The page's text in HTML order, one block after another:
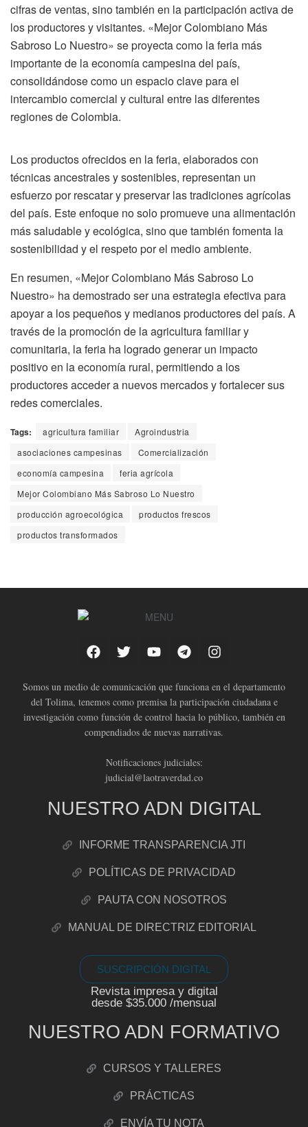
cifras de ventas, sino también en la participación activa de
los productores y visitantes. «Mejor Colombiano Más
Sabroso Lo Nuestro» se proyecta como la feria más
importante de la economía campesina del país,
consolidándose como un espacio clave para el
intercambio comercial y cultural entre las diferentes
regiones de Colombia.
Los productos ofrecidos en la feria, elaborados con
técnicas ancestrales y sostenibles, representan un
esfuerzo por rescatar y preservar las tradiciones agrícolas
del país. Este enfoque no solo promueve una alimentación
más saludable y ecológica, sino que también fomenta la
sostenibilidad y el respeto por el medio ambiente.
En resumen, «Mejor Colombiano Más Sabroso Lo
Nuestro» ha demostrado ser una estrategia efectiva para
apoyar a los pequeños y medianos productores del país. A
través de la promoción de la agricultura familiar y
comunitaria, la feria ha logrado generar un impacto
positivo en la economía rural, permitiendo a los
productores acceder a nuevos mercados y fortalecer sus
redes comerciales.
Tags: agricultura familiar
Agroindustria
asociaciones campesinas
Comercialización
economía campesina
feria agrícola
Mejor Colombiano Más Sabroso Lo Nuestro
producción agroecológica
productos frescos
productos transformados
Somos un medio de comunicación que funciona en el departamento
del Tolima, tenemos como premisa la participación ciudadana e
investigación como función de control hacia lo público, también en
compendiados de nuevas narrativas.
Notificaciones judiciales:
judicial@laotraverdad.co
NUESTRO ADN DIGITAL
INFORME TRANSPARENCIA JTI
POLÍTICAS DE PRIVACIDAD
PAUTA CON NOSOTROS
MANUAL DE DIRECTRIZ EDITORIAL
SUSCRIPCIÓN DIGITAL
Revista impresa y digital
desde $35.000 /mensual
NUESTRO ADN FORMATIVO
CURSOS Y TALLERES
PRÁCTICAS
ENVÍA TU NOTA